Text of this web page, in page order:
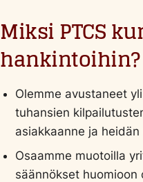
Miksi PTCS
hankintoihin?
Olemme avustaneet
tuhansien
asiakkaanne ja
Osaamme muotoilla
säännökset